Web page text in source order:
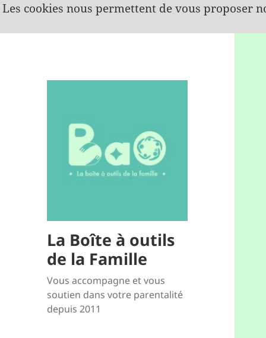
La Boîte à outils
de la Famille
Vous accompagne et vous
soutien dans votre parentalité
depuis 2011
Les cookies nous permettent de vous proposer